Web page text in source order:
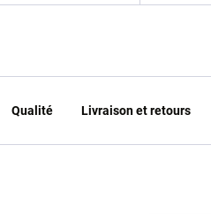
Qualité Livraison et retours